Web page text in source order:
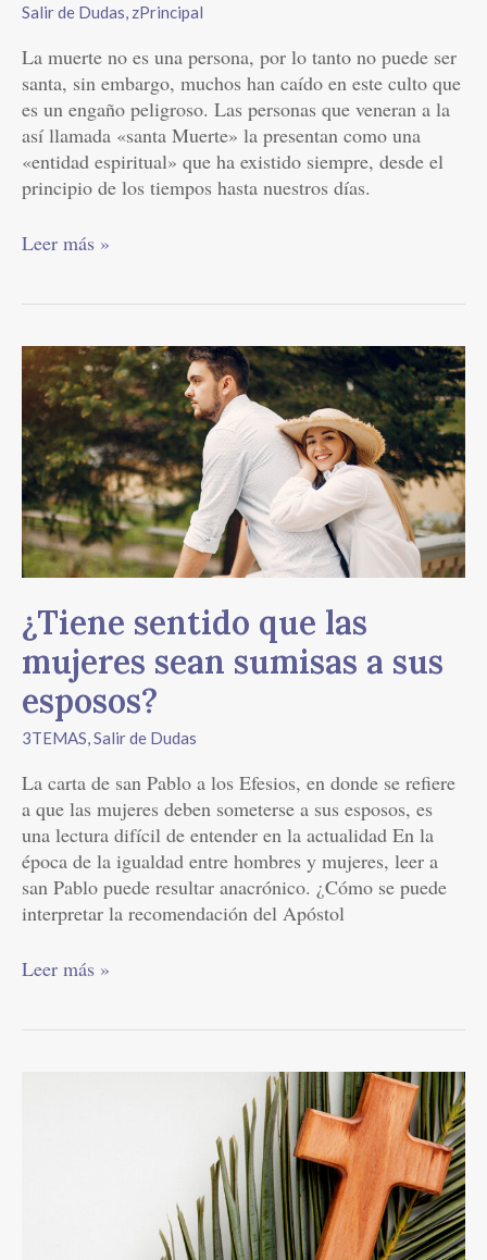
Salir de Dudas, zPrincipal
La muerte no es una persona, por lo tanto no puede ser
santa, sin embargo, muchos han caído en este culto que
es un engaño peligroso. Las personas que veneran a la
así llamada «santa Muerte» la presentan como una
«entidad espiritual» que ha existido siempre, desde el
principio de los tiempos hasta nuestros días.
Leer más »
¿Tiene sentido que las
mujeres sean sumisas a sus
esposos?
3TEMAS,Salir de Dudas
La carta de san Pablo a los Efesios, en donde se refiere
a que las mujeres deben someterse a sus esposos, es
una lectura difícil de entender en la actualidad En la
época de la igualdad entre hombres y mujeres, leer a
san Pablo puede resultar anacrónico. ¿Cómo se puede
interpretar la recomendación del Apóstol
¿Tiene
sentido
que
las
mujeres
sean
sumisas
a
sus
Leer más »